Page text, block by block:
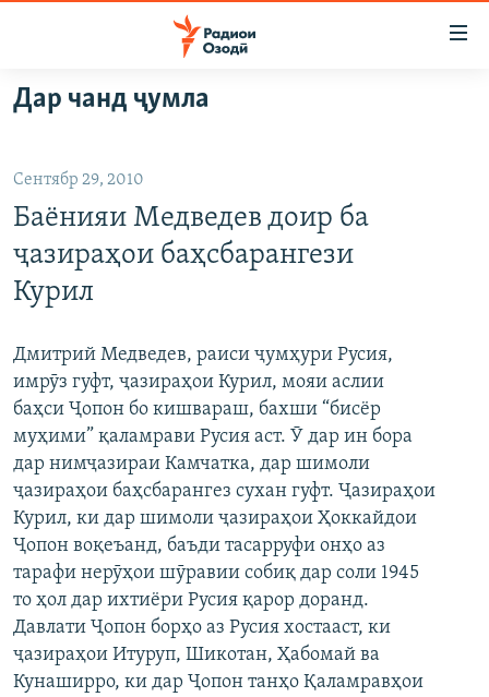
Ҷаҳиш
ба
аслӣ
ба
феҳристи
аслӣ
Ҷаҳиш
ҷустор
ГӮШАҲО
ҚАЗИЯИ "КРОКУС"
ОСИЁИ МАРКАЗӢ
ФАРҲАНГ
МЕҲМОНИ ОЗОДӢ
ВАРЗИШ
РӮЗГОРИ МУҲОҶИР
ТАҲҚИҚОТ
ҶАНГ ДАР УКРАИНА
НАЗАРИ МАРДУМ
БЛОГИСТОН
ОЗОДӢ ОНЛАЙН
ЧАНДРАСОНАӢ
ВИДЕО
НИГОРИСТОН
РӮЙХАТҲО
КИТОБҲОИ ОЗОДӢ
Русский
ПАЙГИРӢ КУНЕД
Дар чанд ҷумла
Сентябр 29, 2010
Баёнияи Медведев доир ба
ҷазираҳои баҳсбарангези
Курил
Дмитрий Медведев, раиси ҷумҳури Русия,
имрӯз гуфт, ҷазираҳои Курил, мояи аслии
баҳси Ҷопон бо кишвараш, бахши “бисёр
муҳими” қаламрави Русия аст. Ӯ дар ин бора
дар нимҷазираи Камчатка, дар шимоли
ҷазираҳои баҳсбарангез сухан гуфт. Ҷазираҳои
Курил, ки дар шимоли ҷазираҳои Ҳоккайдои
Ҷопон воқеъанд, баъди тасарруфи онҳо аз
тарафи нерӯҳои шӯравии собиқ дар соли 1945
то ҳол дар ихтиёри Русия қарор доранд.
Давлати Ҷопон борҳо аз Русия хостааст, ки
ҷазираҳои Итуруп, Шикотан, Ҳабомай ва
Кунаширро, ки дар Ҷопон танҳо Қаламравҳои